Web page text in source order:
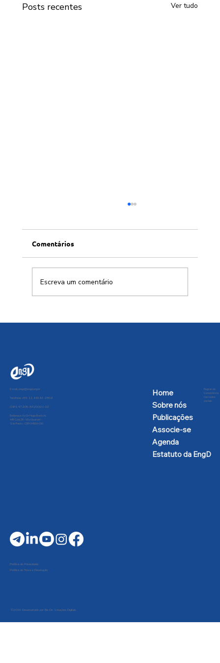
Posts recentes Ver tudo
Comentários
Escreva um comentário
E-mail:engd@engd.org.br
Telefone: +55 11 91592-2809
CNPJ: 47.205.991/0001-02
Endereço: Av Dr Hugo Beolchi,
445 Conj 25 - Vila Guarani -
São Paulo - CEP: 04310-030
Home
Sobre nós
Publicações
Associe-se
Agenda
Estatuto da EngD
Regras de
Convivência
nas redes
sociais
Política de Privacidade
Política de Troca e Devolução
©2026 Desenvolvido por Be On Soluções Digitais